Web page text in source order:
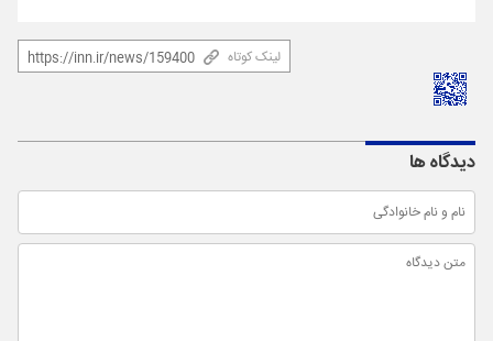
لینک کوتاه
دیدگاه ها